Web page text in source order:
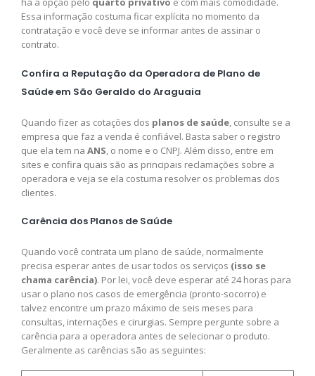
Essa informação costuma ficar explícita no momento da
contratação e você deve se informar antes de assinar o
contrato.
Confira a Reputação da Operadora de Plano de
Saúde em São Geraldo do Araguaia
Quando fizer as cotações dos planos de saúde, consulte se a
empresa que faz a venda é confiável. Basta saber o registro
que ela tem na ANS, o nome e o CNPJ. Além disso, entre em
sites e confira quais são as principais reclamações sobre a
operadora e veja se ela costuma resolver os problemas dos
clientes.
Carência dos Planos de Saúde
Quando você contrata um plano de saúde, normalmente
precisa esperar antes de usar todos os serviços (isso se
chama carência). Por lei, você deve esperar até 24 horas para
usar o plano nos casos de emergência (pronto-socorro) e
talvez encontre um prazo máximo de seis meses para
consultas, internações e cirurgias. Sempre pergunte sobre a
carência para a operadora antes de selecionar o produto.
Geralmente as carências são as seguintes: